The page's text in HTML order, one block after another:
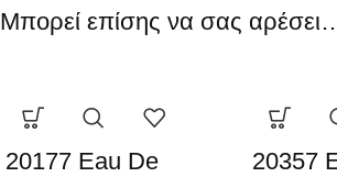
Μπορεί επίσης να σας
20177 Eau De
20357